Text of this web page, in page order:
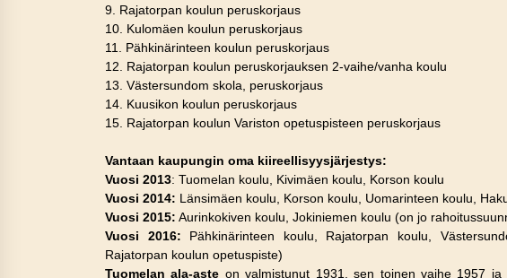
9. Rajatorpan koulun peruskorjaus
10. Kulomäen koulun peruskorjaus
11. Pähkinärinteen koulun peruskorjaus
12. Rajatorpan koulun peruskorjauksen 2-vaihe/vanha koulu
13. Västersundom skola, peruskorjaus
14. Kuusikon koulun peruskorjaus
15. Rajatorpan koulun Variston opetuspisteen peruskorjaus
Vantaan kaupungin oma kiireellisyysjärjestys:
Vuosi 2013: Tuomelan koulu, Kivimäen koulu, Korson koulu
Vuosi 2014: Länsimäen koulu, Korson koulu, Uomarinteen koulu,
Vuosi 2015: Aurinkokiven koulu, Jokiniemen koulu (on jo
Vuosi 2016: Pähkinärinteen koulu, Rajatorpan koulu,
Rajatorpan koulun opetuspiste)
Tuomelan ala-aste on valmistunut 1931, sen toinen vaihe 1957 ja